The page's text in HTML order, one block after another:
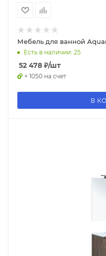
Мебель для ванной
Есть в наличии: 25
52 478 ₽/шт
+ 1050 на счет
В